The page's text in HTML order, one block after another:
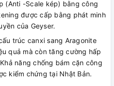
(Anti -Scale kép) bằng công
được cấp bằng phát minh
của Geyser.
trúc canxi sang Aragonite
quả mà còn tăng cường hấp
năng chống bám cặn công
kiểm chứng tại Nhật Bản.